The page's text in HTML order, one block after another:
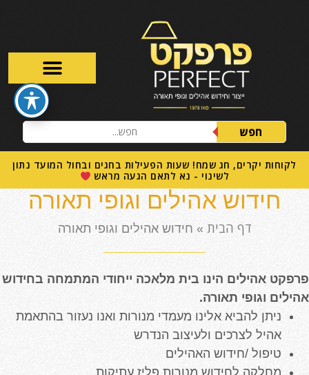
חפש
לקוחות יקרים, חג שמח! שעות הפעילות בחגים ובחול המועד נתון
לשינוי - נא לתאם הגעה מראש
חידוש אהילים וגופי תאורה
דף הבית » חידוש אהילים וגופי תאורה
פרפקט אהילים הינו בית מלאכה ייחודי המתמחה בחידוש
אהילים וגופי תאורה.
ניתן להביא אלינו מעמדי מנורות ואנו נעזור בהתאמת
אהיל לצרכים ולעיצוב הנדרש
טיפול /חידוש האהילים